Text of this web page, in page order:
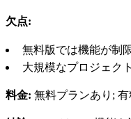
欠点:
無料版では機能が制
大規模なプロジェク
料金: 無料プランあり; 有